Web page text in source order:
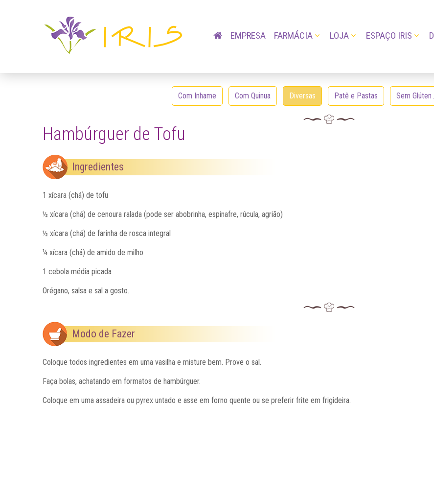
EMPRESA FARMÁCIA LOJA ESPAÇO IRIS
Com Inhame Com Quinua Diversas Patê e Pastas Sem
Hambúrguer de Tofu
Ingredientes
1 xícara (chá) de tofu
½ xícara (chá) de cenoura ralada (pode ser abobrinha, espinafre, rúcula, agrião)
½ xícara (chá) de farinha de rosca integral
¼ xícara (chá) de amido de milho
1 cebola média picada
Orégano, salsa e sal a gosto.
Modo de Fazer
Coloque todos ingredientes em uma vasilha e misture bem. Prove o sal.
Faça bolas, achatando em formatos de hambúrguer.
Coloque em uma assadeira ou pyrex untado e asse em forno quente ou se preferir frite em frigideira.